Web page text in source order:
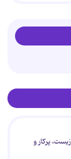
پرکار و